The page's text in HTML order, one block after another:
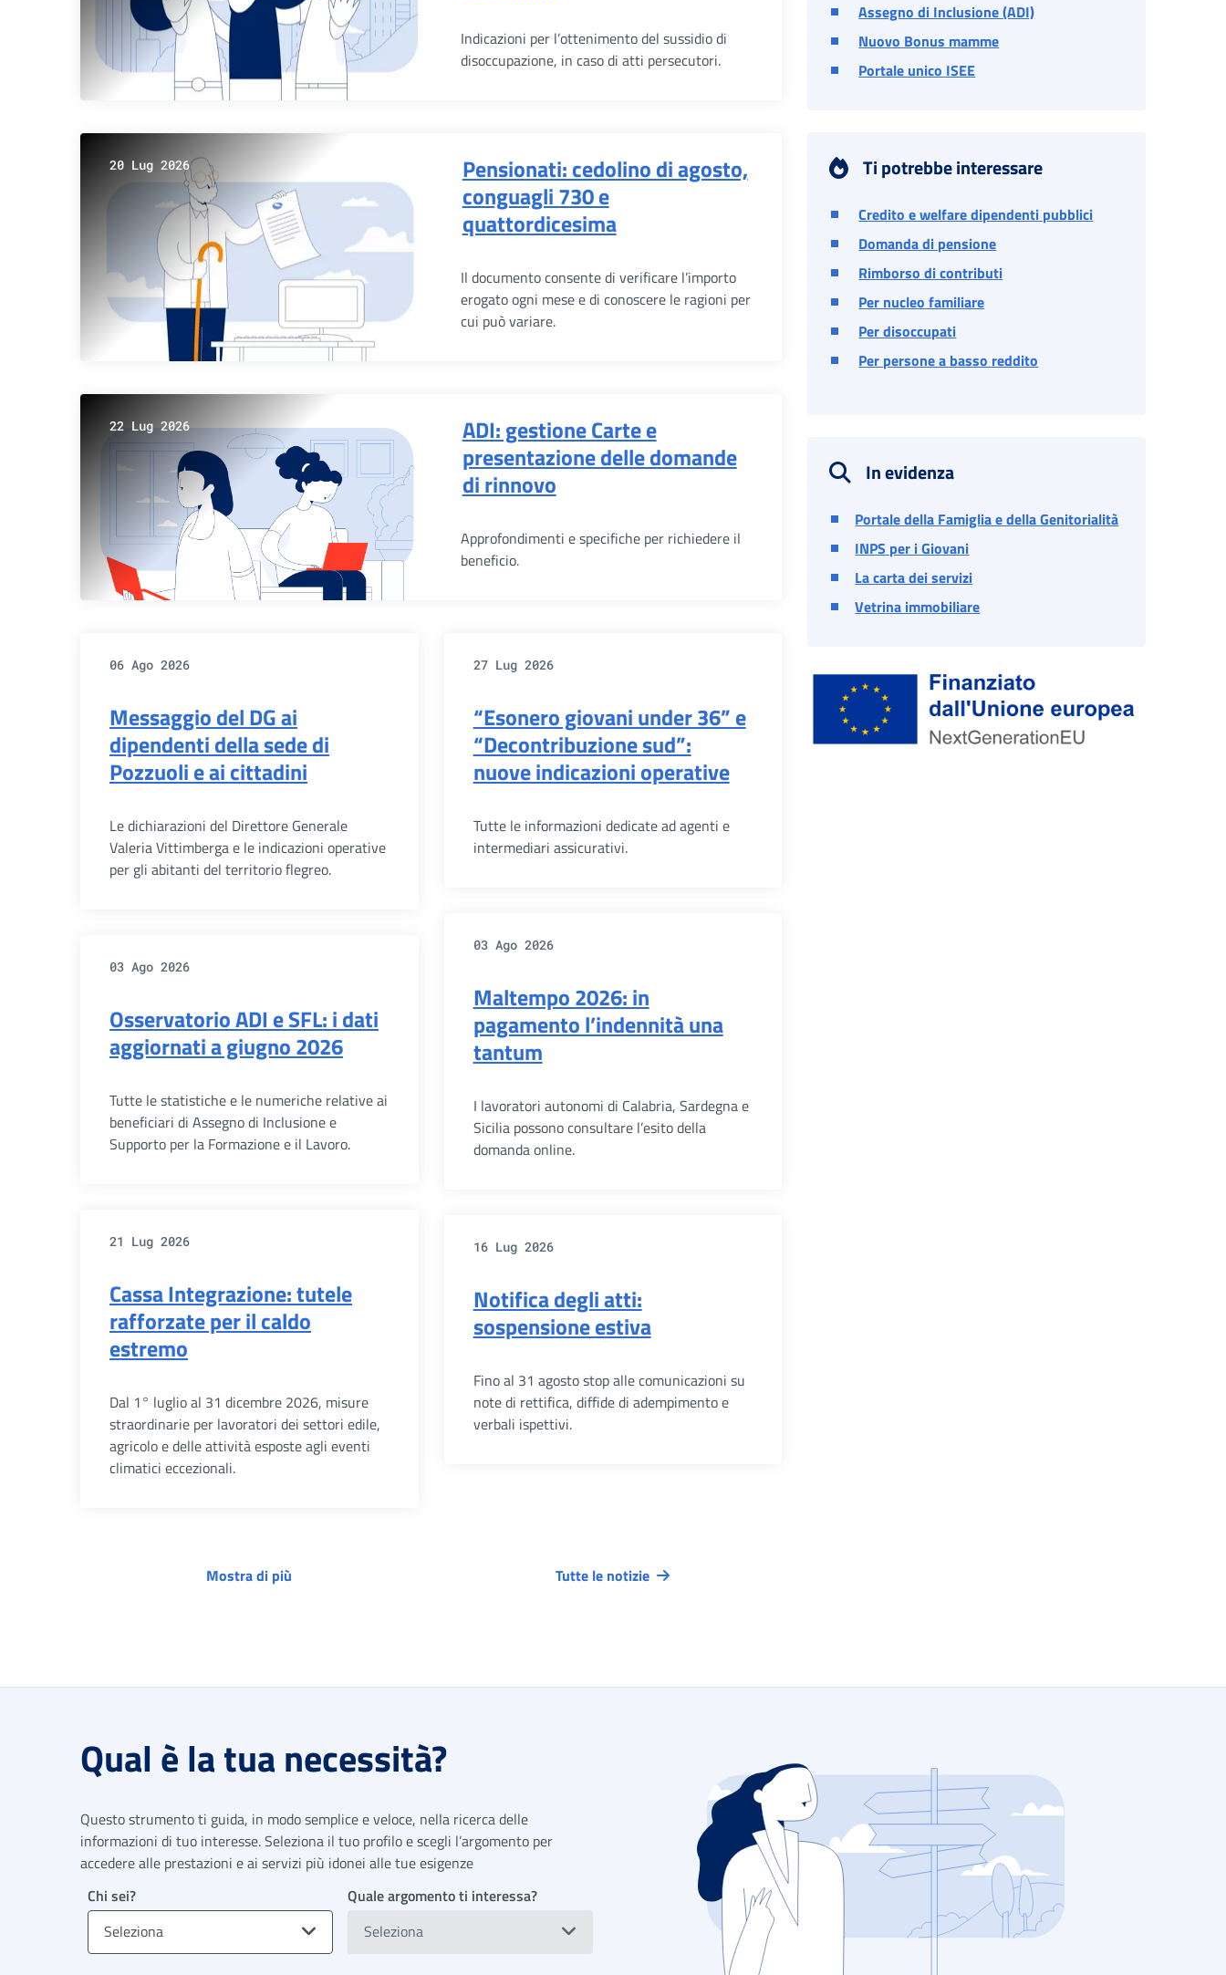
Indicazioni per l’ottenimento del sussidio di
disoccupazione, in caso di atti persecutori.
20 Lug 2026
Pensionati: cedolino di agosto,
conguagli 730 e
quattordicesima
Il documento consente di verificare l’importo
erogato ogni mese e di conoscere le ragioni per
cui può variare.
22 Lug 2026
ADI: gestione Carte e
presentazione delle domande
di rinnovo
Approfondimenti e specifiche per richiedere il
beneficio.
06 Ago 2026
Messaggio del DG ai
dipendenti della sede di
Pozzuoli e ai cittadini
Le dichiarazioni del Direttore Generale
Valeria Vittimberga e le indicazioni operative
per gli abitanti del territorio flegreo.
27 Lug 2026
“Esonero giovani under 36” e
“Decontribuzione sud”:
nuove indicazioni operative
Tutte le informazioni dedicate ad agenti e
intermediari assicurativi.
03 Ago 2026
Osservatorio ADI e SFL: i dati
aggiornati a giugno 2026
Tutte le statistiche e le numeriche relative ai
beneficiari di Assegno di Inclusione e
Supporto per la Formazione e il Lavoro.
03 Ago 2026
Maltempo 2026: in
pagamento l’indennità una
tantum
I lavoratori autonomi di Calabria, Sardegna e
Sicilia possono consultare l’esito della
domanda online.
21 Lug 2026
Cassa Integrazione: tutele
rafforzate per il caldo
estremo
Dal 1° luglio al 31 dicembre 2026, misure
straordinarie per lavoratori dei settori edile,
agricolo e delle attività esposte agli eventi
climatici eccezionali.
16 Lug 2026
Notifica degli atti:
sospensione estiva
Fino al 31 agosto stop alle comunicazioni su
note di rettifica, diffide di adempimento e
verbali ispettivi.
Mostra di più Tutte le notizie
Assegno di Inclusione (ADI)
Nuovo Bonus mamme
Portale unico ISEE
Ti potrebbe interessare
Credito e welfare dipendenti pubblici
Domanda di pensione
Rimborso di contributi
Per nucleo familiare
Per disoccupati
Per persone a basso reddito
In evidenza
Portale della Famiglia e della Genitorialità
INPS per i Giovani
La carta dei servizi
Vetrina immobiliare
Qual è la tua necessità?
Questo strumento ti guida, in modo semplice e veloce, nella ricerca delle
informazioni di tuo interesse. Seleziona il tuo profilo e scegli l’argomento per
accedere alle prestazioni e ai servizi più idonei alle tue esigenze
Chi sei?
Seleziona
Quale argomento ti interessa?
Seleziona